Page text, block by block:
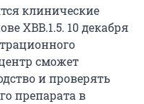
клинические
XBB.1.5. 10 декабря
сможет
и проверять
препарата в